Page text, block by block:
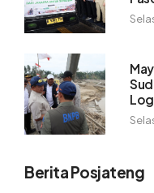
Berita Posjateng